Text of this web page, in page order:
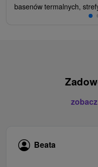
basenów termalnych,
Beata